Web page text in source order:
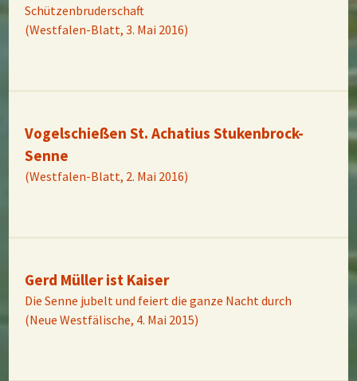
Schützenbruderschaft
(Westfalen-Blatt, 3. Mai 2016)
Vogelschießen St. Achatius Stukenbrock-
Senne
(Westfalen-Blatt, 2. Mai 2016)
Gerd Müller ist Kaiser
Die Senne jubelt und feiert die ganze Nacht durch
(Neue Westfälische, 4. Mai 2015)